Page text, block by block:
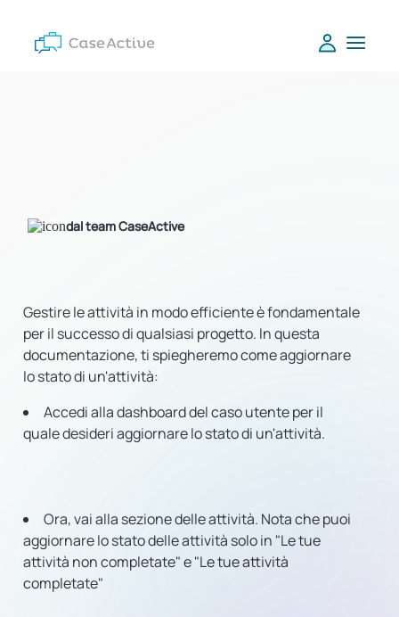
dal team CaseActive
Gestire le attività in modo efficiente è fondamentale
per il successo di qualsiasi progetto. In questa
documentazione, ti spiegheremo come aggiornare
lo stato di un'attività:
Accedi alla dashboard del caso utente per il
quale desideri aggiornare lo stato di un'attività.
Ora, vai alla sezione delle attività. Nota che puoi
aggiornare lo stato delle attività solo in "Le tue
attività non completate" e "Le tue attività
completate"